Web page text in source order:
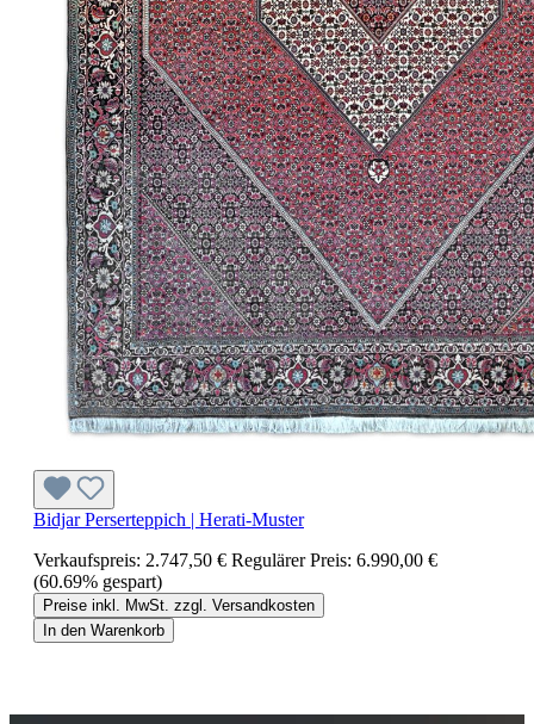
Bidjar Perserteppich | Herati-Muster
Verkaufspreis: 2.747,50 € Regulärer Preis: 6.990,00 €
(60.69% gespart)
Preise inkl. MwSt. zzgl. Versandkosten
In den Warenkorb